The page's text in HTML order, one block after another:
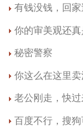
有钱没钱，回
你的审美观还
秘密警察
你这么在这里卖
老公刚走，快
百度不行，搜